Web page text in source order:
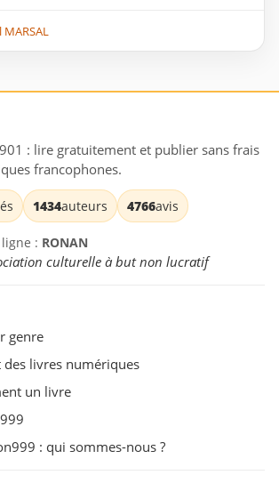
MARSAL
: lire gratuitement et publier sans frais
francophones.
1434auteurs 4766avis
: RONAN
culturelle à but non lucratif
genre
livres numériques
un livre
: qui sommes-nous ?